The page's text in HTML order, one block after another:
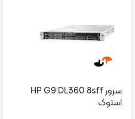
سرور HP G9 DL360 8sff
استوک